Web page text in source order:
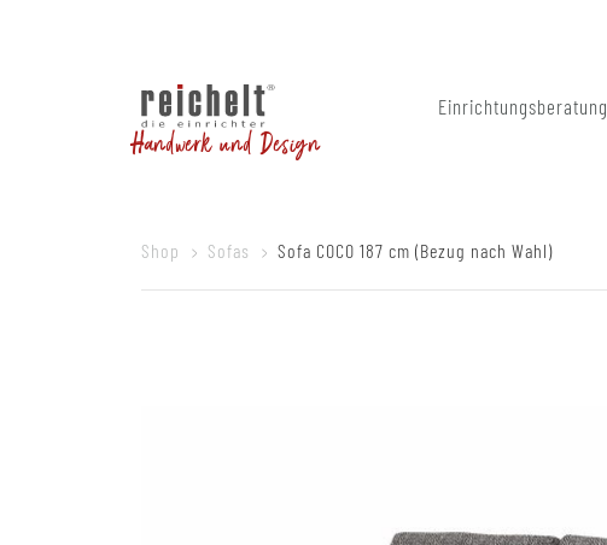
Handwerk und Design
Einrichtungsberatung
Shop Sofas Sofa COCO 187 cm (Bezug nach Wahl)